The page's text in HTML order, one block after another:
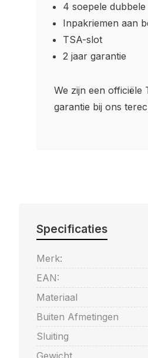
4 soepele dubbele
Inpakriemen aan
TSA-slot
2 jaar garantie
We zijn een officiële
garantie bij ons
Specificaties
Merk:
EAN:
Materiaal
Buiten Afmetingen
Sluiting
Gewicht